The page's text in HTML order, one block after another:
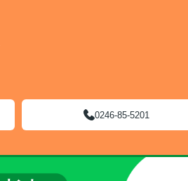
0246-85-5201